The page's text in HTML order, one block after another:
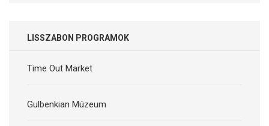
LISSZABON PROGRAMOK
Time Out Market
Gulbenkian Múzeum